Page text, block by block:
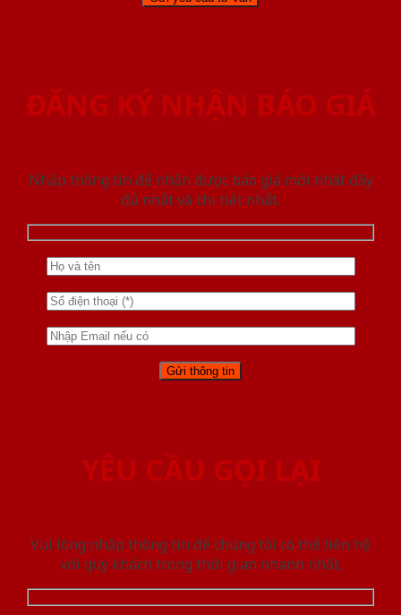
ĐĂNG KÝ NHẬN BÁO GIÁ
Nhập thông tin để nhận được báo giá mới nhât đầy
đủ nhất và chi tiết nhất.
YÊU CẦU GỌI LẠI
Vui lòng nhập thông tin để chúng tôi có thể liên hệ
với quý khách trong thời gian nhanh nhất.